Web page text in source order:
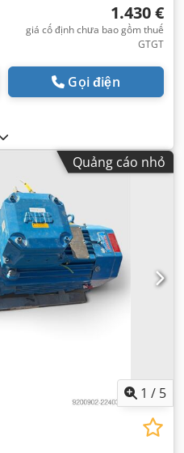
1.430 €
giá cố định chưa bao gồm thuế
GTGT
Gọi điện
Quảng cáo nhỏ
1 / 5